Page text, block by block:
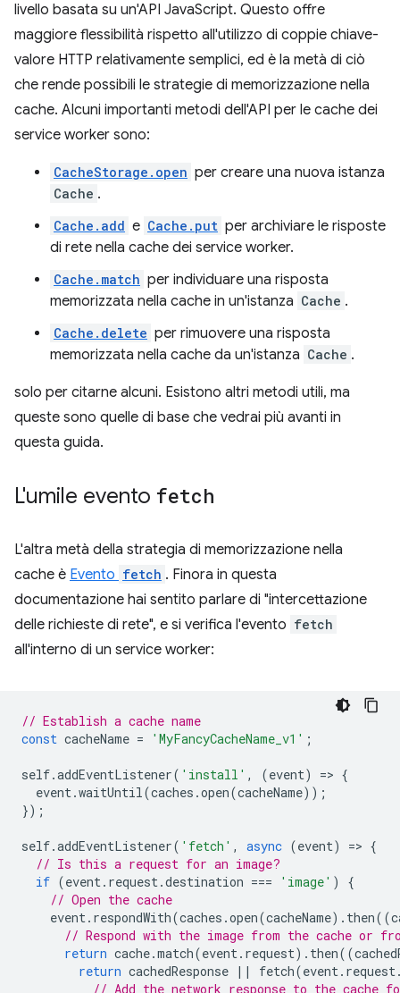
livello basata su un'API JavaScript. Questo offre
maggiore flessibilità rispetto all'utilizzo di coppie chiave-
valore HTTP relativamente semplici, ed è la metà di ciò
che rende possibili le strategie di memorizzazione nella
cache. Alcuni importanti metodi dell'API per le cache dei
service worker sono:
CacheStorage.open per creare una nuova istanza
Cache .
Cache.add e Cache.put per archiviare le risposte
di rete nella cache dei service worker.
Cache.match per individuare una risposta
memorizzata nella cache in un'istanza Cache .
Cache.delete per rimuovere una risposta
memorizzata nella cache da un'istanza Cache .
solo per citarne alcuni. Esistono altri metodi utili, ma
queste sono quelle di base che vedrai più avanti in
questa guida.
L'umile evento fetch
L'altra metà della strategia di memorizzazione nella
cache è Evento fetch . Finora in questa
documentazione hai sentito parlare di "intercettazione
delle richieste di rete", e si verifica l'evento fetch
all'interno di un service worker:
// Establish a cache name
const cacheName = 'MyFancyCacheName_v1' ;
self.addEventListener( 'install' , (event) => {
event.waitUntil(caches .open(cacheName));
});
self.addEventListener( 'fetch' , async (event) => {
// Is this a request for an image?
if (event. request.destination === 'image' )
{
// Open the cache
event. respondWith(caches .open(cacheName). then((
// Respond with the image from the cache or
return cache.match(event. request). then((
return cachedResponse || fetch(event. request
// Add the network response to the